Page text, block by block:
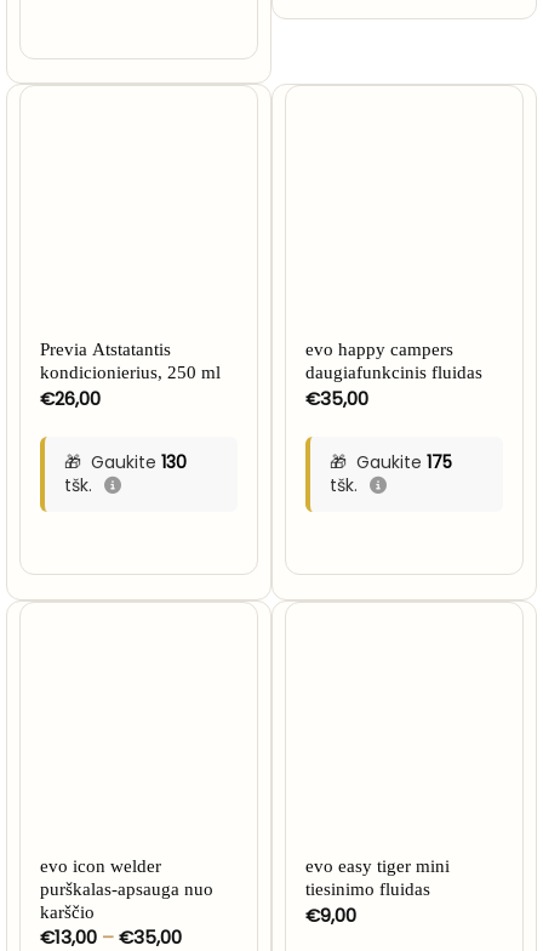
Previa Atstatantis
kondicionierius, 250 ml
€26,00
Gaukite 130
tšk.
evo happy campers
daugiafunkcinis fluidas
€35,00
Gaukite 175
tšk.
evo icon welder
purškalas-apsauga nuo
karščio
€13,00 – €35,00Price
evo easy tiger mini
tiesinimo fluidas
€9,00